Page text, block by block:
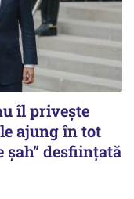
îl privește
ajung în tot
desființată